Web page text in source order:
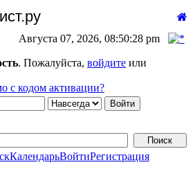
Августа 07, 2026, 08:50:28 pm
. Пожалуйста, войдите или
с кодом активации?
КалендарьВойтиРегистрация